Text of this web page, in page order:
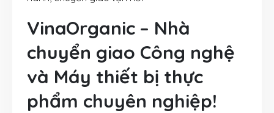
VinaOrganic – Nhà
chuyển giao Công nghệ
và Máy thiết bị thực
phẩm chuyên nghiệp!